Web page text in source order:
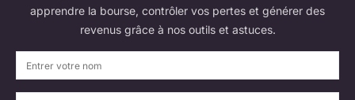
apprendre la bourse, contrôler vos pertes et générer des
revenus grâce à nos outils et astuces.